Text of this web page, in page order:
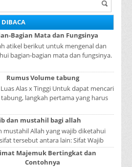
DIBACA
Bagian Mata dan Fungsinya
atikel berikut untuk mengenal dan
bagian-bagian mata dan fungsinya.
mer...
Rumus Volume tabung
Alas x Tinggi Untuk dapat mencari
langkah pertama yang harus
tabun...
dan mustahil bagi allah
mustahil Allah yang wajib diketahui
tersebut antara lain: Sifat Wajib
Tulisan A...
Majemuk Bertingkat dan
Contohnya